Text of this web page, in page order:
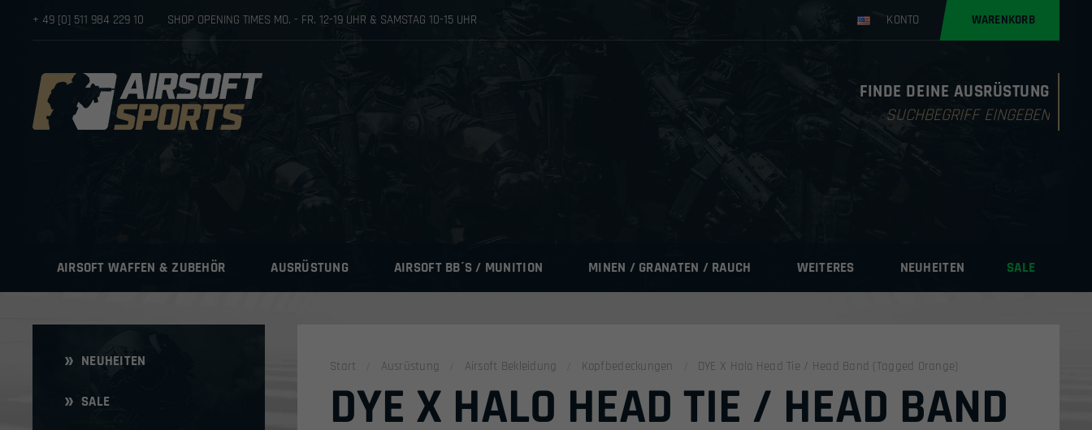
+ 49 [0] 511 984 229 10 SHOP OPENING TIMES MO. - FR. 12-19 UHR & SAMSTAG 10-15 UHR KONTO WARENKORB
FINDE DEINE AUSRÜSTUNG
Products
AIRSOFT WAFFEN & ZUBEHÖR AUSRÜSTUNG AIRSOFT BB´S / MUNITION MINEN / GRANATEN / RAUCH WEITERES NEUHEITEN SALE
NEUHEITEN
SALE
Start Ausrüstung Airsoft Bekleidung Kopfbedeckungen DYE X Halo Head Tie / Head Band (Tagged Orange)
DYE X HALO HEAD TIE / HEAD BAND